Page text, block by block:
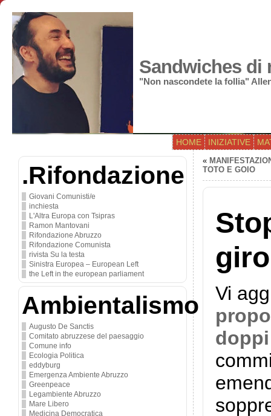
Sandwiches di
"Non nascondete la follia"
HOME INIZIATIVE
.Rifondazione
Giovani Comunisti/e
inchiesta
L'Altra Europa con Tsipras
Ramon Mantovani
Rifondazione Abruzzo
Rifondazione Comunista
rivista Su la testa
Sinistra Europea – European Left
the Left in the european parliament
Ambientalismo
Augusto De Sanctis
Comitato abruzzese del paesaggio
Comune info
Ecologia Politica
eddyburg
Emergenza Ambiente Abruzzo
Greenpeace
Legambiente Abruzzo
Mare Libero
Medicina Democratica
«
TOTO E GOIO
giro
Vi